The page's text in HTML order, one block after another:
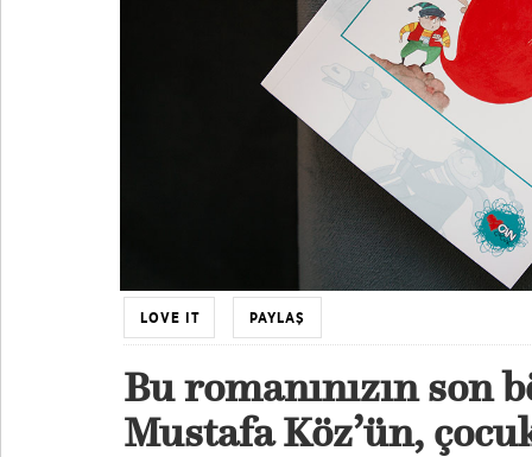
LOVE IT PAYLAŞ
Bu romanınızın son
Mustafa Köz’ün,